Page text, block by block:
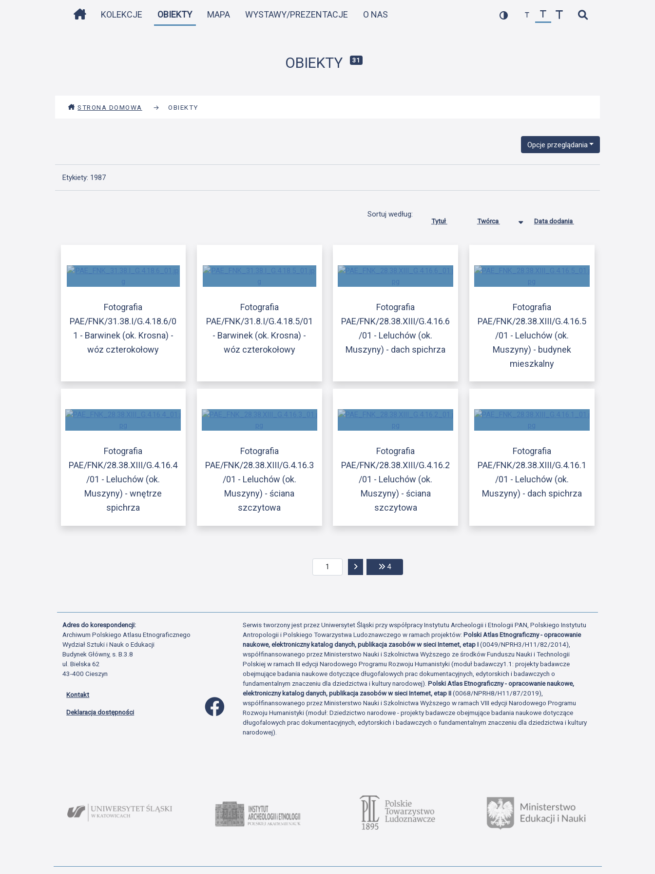
do
STRONA DOMOWA
KOLEKCJE OBIEKTY MAPA WYSTAWY/PREZENTACJE O NAS
OBIEKTY 31
STRONA DOMOWA → OBIEKTY
Opcje przeglądania
Etykiety: 1987
Sortuj według:
Tytuł Twórca Data dodania
Fotografia
PAE/FNK/31.38.I/G.4.18.6/0
1 - Barwinek (ok. Krosna) -
wóz czterokołowy
Fotografia
PAE/FNK/31.8.I/G.4.18.5/01
- Barwinek (ok. Krosna) -
wóz czterokołowy
Fotografia
PAE/FNK/28.38.XIII/G.4.16.6
/01 - Leluchów (ok.
Muszyny) - dach spichrza
Fotografia
PAE/FNK/28.38.XIII/G.4.16.5
/01 - Leluchów (ok.
Muszyny) - budynek
mieszkalny
Fotografia
PAE/FNK/28.38.XIII/G.4.16.4
/01 - Leluchów (ok.
Muszyny) - wnętrze
spichrza
Fotografia
PAE/FNK/28.38.XIII/G.4.16.3
/01 - Leluchów (ok.
Muszyny) - ściana
szczytowa
Fotografia
PAE/FNK/28.38.XIII/G.4.16.2
/01 - Leluchów (ok.
Muszyny) - ściana
szczytowa
Fotografia
PAE/FNK/28.38.XIII/G.4.16.1
/01 - Leluchów (ok.
Muszyny) - dach spichrza
Przejdź do następnej strony
4Przejdź do ostatniej strony
Adres do korespondencji:
Archiwum Polskiego Atlasu Etnograficznego
Wydział Sztuki i Nauk o Edukacji
Budynek Główny, s. B.3.8
ul. Bielska 62
43-400 Cieszyn
Kontakt
Deklaracja dostępności
Profil Facebook
Serwis tworzony jest przez Uniwersytet Śląski przy współpracy Instytutu Archeologii i Etnologii PAN, Polskiego Instytutu
Antropologii i Polskiego Towarzystwa Ludoznawczego w ramach projektów:Polski Atlas Etnograficzny - opracowanie
naukowe, elektroniczny katalog danych, publikacja zasobów w sieci Internet, etap I(0049/NPRH3/H11/82/2014),
współfinansowanego przez Ministerstwo Nauki i Szkolnictwa Wyższego ze środków Funduszu Nauki i Technologii
Polskiej w ramach III edycji Narodowego Programu Rozwoju Humanistyki (moduł badawczy1.1: projekty badawcze
obejmujące badania naukowe dotyczące długofalowych prac dokumentacyjnych, edytorskich i badawczych o
fundamentalnym znaczeniu dla dziedzictwa i kultury narodowej).Polski Atlas Etnograficzny - opracowanie naukowe,
elektroniczny katalog danych, publikacja zasobów w sieci Internet, etap II(0068/NPRH8/H11/87/2019),
współfinansowanego przez Ministerstwo Nauki i Szkolnictwa Wyższego w ramach VIII edycji Narodowego Programu
Rozwoju Humanistyki (moduł: Dziedzictwo narodowe - projekty badawcze obejmujące badania naukowe dotyczące
długofalowych prac dokumentacyjnych, edytorskich i badawczych o fundamentalnym znaczeniu dla dziedzictwa i kultury
narodowej).